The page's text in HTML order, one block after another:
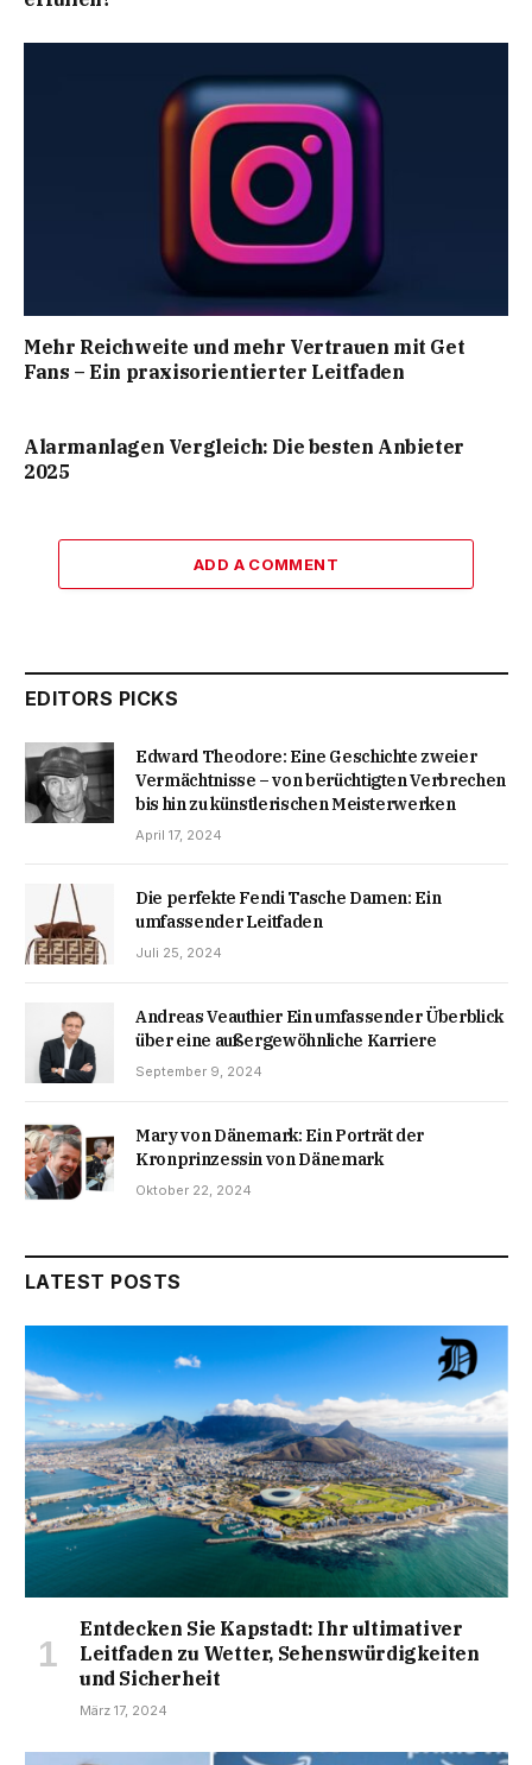
Mehr Reichweite und mehr Vertrauen mit Get
Fans – Ein praxisorientierter Leitfaden
Alarmanlagen Vergleich: Die besten Anbieter
2025
ADD A COMMENT
EDITORS PICKS
Edward Theodore: Eine Geschichte zweier
Vermächtnisse – von berüchtigten Verbrechen
bis hin zu künstlerischen Meisterwerken
April 17, 2024
Die perfekte Fendi Tasche Damen: Ein
umfassender Leitfaden
Juli 25, 2024
Andreas Veauthier Ein umfassender Überblick
über eine außergewöhnliche Karriere
September 9, 2024
Mary von Dänemark: Ein Porträt der
Kronprinzessin von Dänemark
Oktober 22, 2024
LATEST POSTS
Entdecken Sie Kapstadt: Ihr ultimativer
Leitfaden zu Wetter, Sehenswürdigkeiten
und Sicherheit
März 17, 2024